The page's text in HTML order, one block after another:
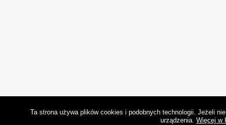
Ta strona używa plików cookies i podobnych technologii. Jeżeli
urządzenia. Więcej w